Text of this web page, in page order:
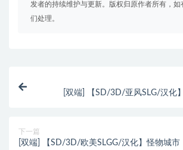
发者的持续维护与更新。版权归原作者所有，如
们处理。
[双端] 【SD/3D/亚风SLG/汉化
下一篇
[双端] 【SD/3D/欧美SLGG/汉化】怪物城市